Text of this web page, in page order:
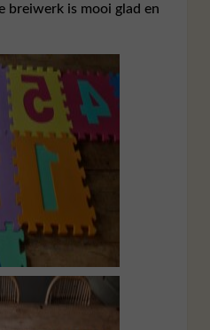
breiwerk is mooi glad en